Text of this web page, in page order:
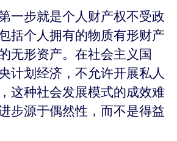
一步就是个人财产权不受政
括个人拥有的物质有形财产
无形资产。在社会主义国
计划经济，不允许开展私人
这种社会发展模式的成效难
步源于偶然性，而不是得益